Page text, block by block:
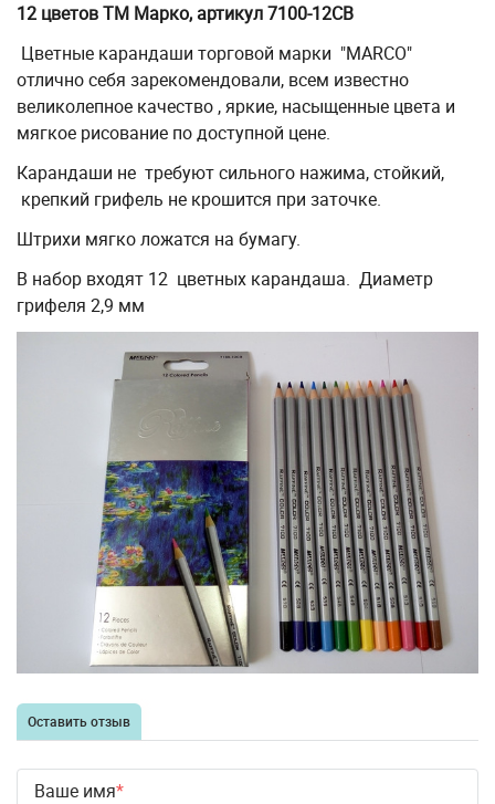
12 цветов ТМ Марко, артикул 7100-12CB
Цветные карандаши торговой марки "MARCO"
отлично себя зарекомендовали, всем известно
великолепное качество , яркие, насыщенные цвета и
мягкое рисование по доступной цене.
Карандаши не требуют сильного нажима, стойкий,
крепкий грифель не крошится при заточке.
Штрихи мягко ложатся на бумагу.
В набор входят 12 цветных карандаша. Диаметр
грифеля 2,9 мм
Оставить отзыв
Ваше имя